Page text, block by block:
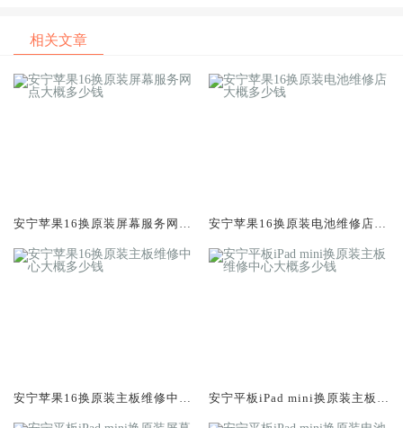
相关文章
安宁苹果16换原装屏幕服务网点
安宁苹果16换原装电池维修店大
安宁苹果16换原装主板维修中心
安宁平板iPad mini换原装主板维